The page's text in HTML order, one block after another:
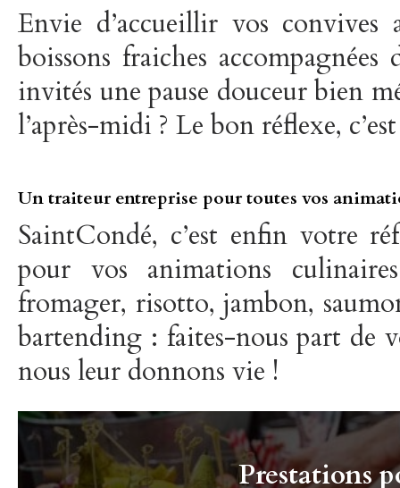
Envie d’accueillir vos convives
boissons fraiches
invités une pause douceur bien
l’après-midi ? Le bon réflexe,
Un traiteur entreprise pour toutes vos
SaintCondé, c’est enfin votre
pour vos animations
fromager, risotto, jambon,
bartending : faites-nous part de
nous leur donnons vie !
Prestations